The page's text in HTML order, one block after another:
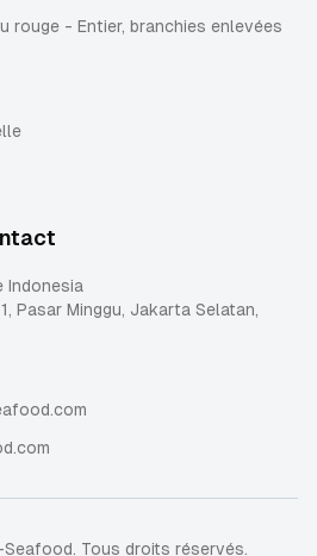
rouge - Entier, branchies enlevées
Indonesia
Pasar Minggu, Jakarta Selatan,
Tous droits réservés.